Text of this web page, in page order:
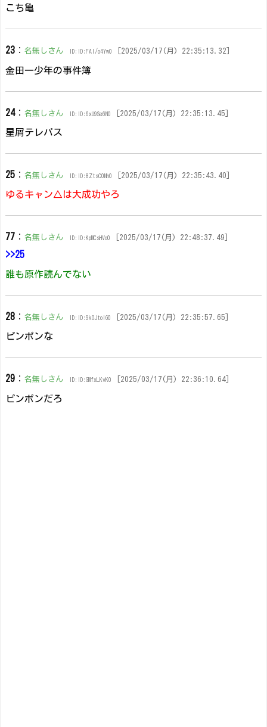
こち亀
23 ： 名無しさん ID:ID:FAI/o4Yw0 [2025/03/17(月) 22:35:13.32]
金田一少年の事件簿
24： 名無しさん ID:ID:6xU9Se6N0 [2025/03/17(月) 22:35:13.45]
星屑テレパス
25 ： 名無しさん ID:ID:8ZtsC0Nh0 [2025/03/17(月) 22:35:43.40]
ゆるキャン△は大成功やろ
77 ： 名無しさん ID:ID:KpMCsHVo0 [2025/03/17(月) 22:48:37.49]
>>25
誰も原作読んでない
28 ： 名無しさん ID:ID:9kOJtoIG0 [2025/03/17(月) 22:35:57.65]
ピンポンな
29 ： 名無しさん ID:ID:GMfxLKvK0 [2025/03/17(月) 22:36:10.64]
ピンポンだろ